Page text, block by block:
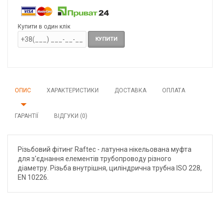
Купити в один клік
КУПИТИ
ОПИС ХАРАКТЕРИСТИКИ ДОСТАВКА ОПЛАТА
ГАРАНТІЇ ВІДГУКИ (0)
Різьбовий фітинг Raftec - латунна нікельована муфта
для з'єднання елементів трубопроводу різного
діаметру. Різьба внутрішня, циліндрична трубна ISO 228,
EN 10226.